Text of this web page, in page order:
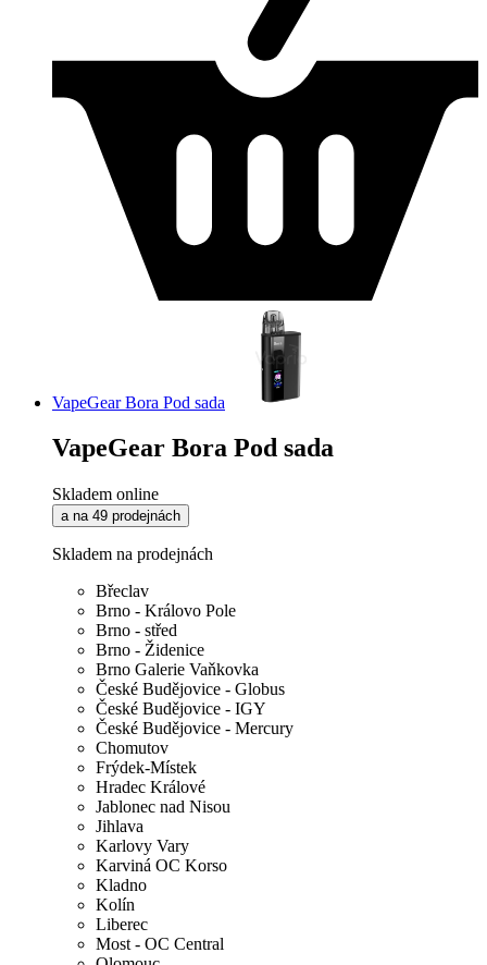
VapeGear Bora Pod sada
VapeGear Bora Pod sada
Skladem online
a na 49 prodejnách
Skladem na prodejnách
Břeclav
Brno - Královo Pole
Brno - střed
Brno - Židenice
Brno Galerie Vaňkovka
České Budějovice - Globus
České Budějovice - IGY
České Budějovice - Mercury
Chomutov
Frýdek-Místek
Hradec Králové
Jablonec nad Nisou
Jihlava
Karlovy Vary
Karviná OC Korso
Kladno
Kolín
Liberec
Most - OC Central